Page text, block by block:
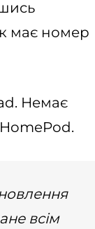
має номер
Немає
всім